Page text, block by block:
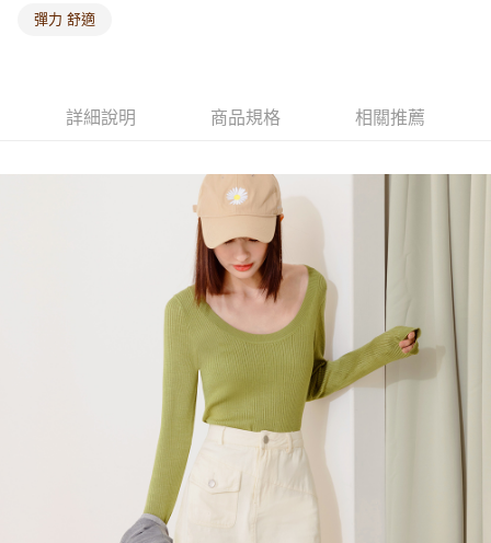
彈力 舒適
詳細說明 商品規格 相關推薦